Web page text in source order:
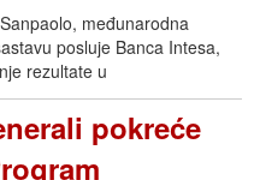
međunarodna
posluje Banca Intesa,
rezultate u
pokreće